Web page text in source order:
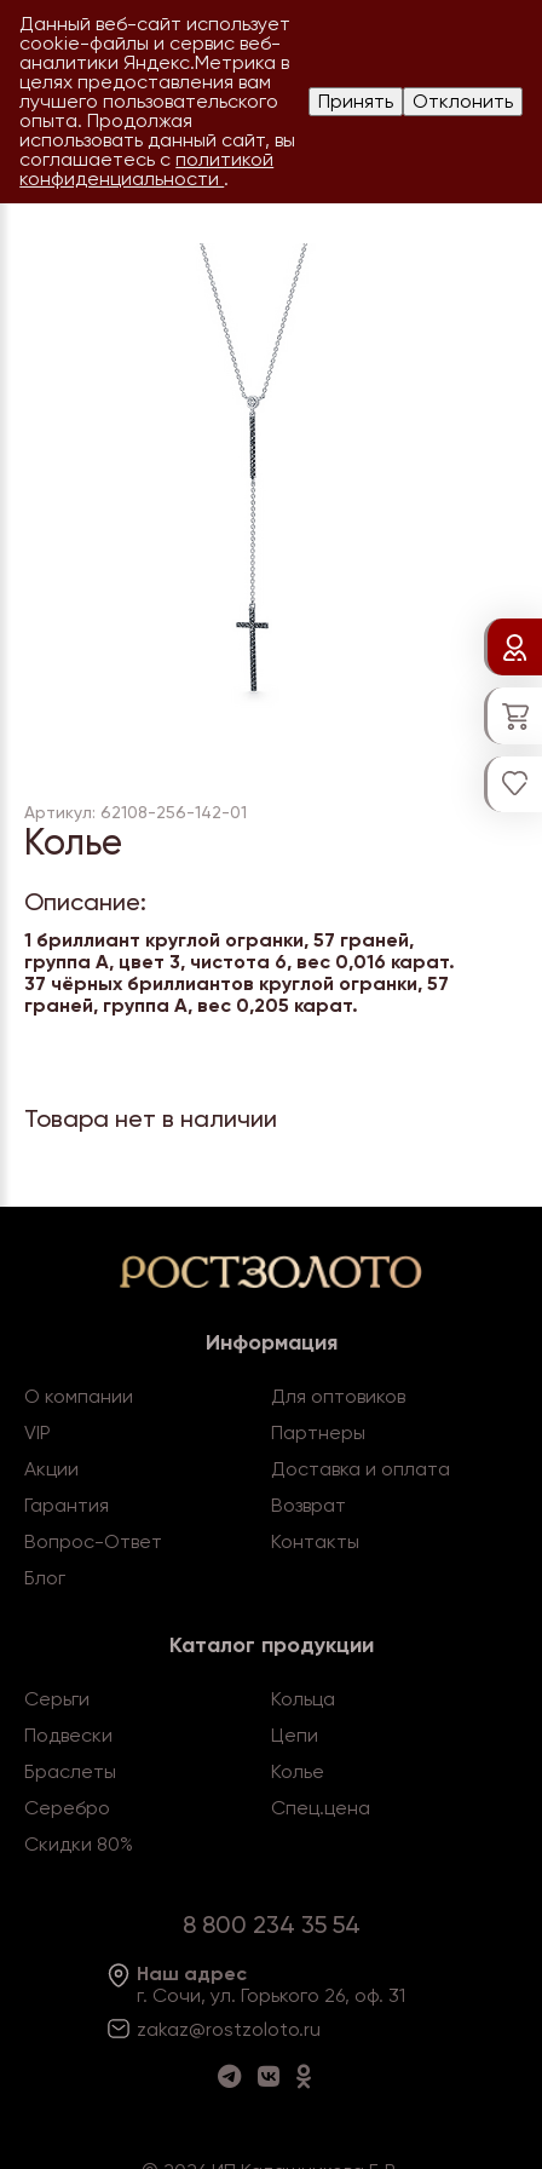
Артикул: 62108-256-142-01
Колье
Описание:
1 бриллиант круглой огранки, 57 граней,
группа А, цвет 3, чистота 6, вес 0,016 карат.
37 чёрных бриллиантов круглой огранки, 57
граней, группа А, вес 0,205 карат.
Товара нет в наличии
Информация
О компании
Для оптовиков
VIP
Партнеры
Акции
Доставка и оплата
Гарантия
Возврат
Вопрос-Ответ
Контакты
Блог
Каталог продукции
Серьги
Кольца
Подвески
Цепи
Браслеты
Колье
Серебро
Спец.цена
Скидки 80%
8 800 234 35 54
Наш адрес
г. Сочи, ул. Горького 26, оф. 31
zakaz@rostzoloto.ru
Данный веб-сайт использует
cookie-файлы и сервис веб-
аналитики Яндекс.Метрика в
целях предоставления вам
лучшего пользовательского
опыта. Продолжая
использовать данный сайт, вы
соглашаетесь сполитикой
конфиденциальности .
Принять Отклонить